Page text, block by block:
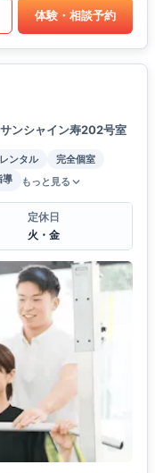
体験・相談予約
ンシャイン寿202号室
ンタル
完全個室
導 もっと見る
定休日
火・金